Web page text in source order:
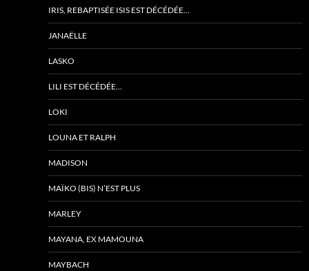
IRIS, REBAPTISÉE ISIS EST DÉCÉDÉE…
JANAËLLE
LASKO
LILI EST DÉCÉDÉE…
LOKI
LOUNA ET RALPH
MADISON
MAÏKO (BIS) N’EST PLUS
MARLEY
MAYANA, EX MAMOUNA
MAYBACH